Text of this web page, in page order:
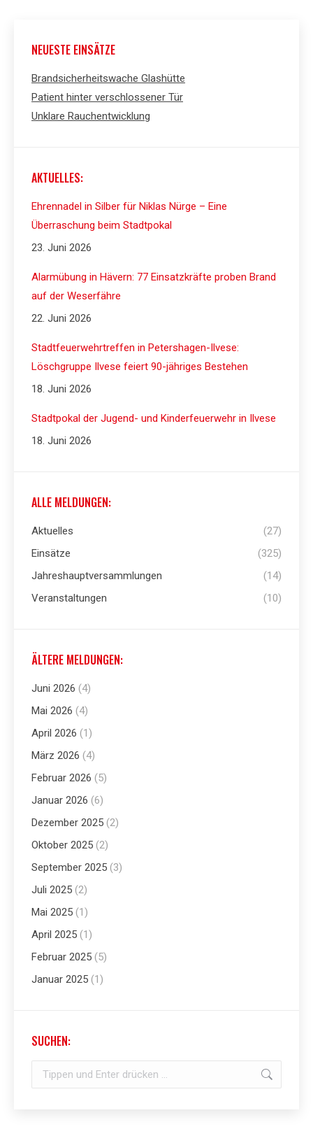
NEUESTE EINSÄTZE
Brandsicherheitswache Glashütte
Patient hinter verschlossener Tür
Unklare Rauchentwicklung
AKTUELLES:
Ehrennadel in Silber für Niklas Nürge – Eine
Überraschung beim Stadtpokal
23. Juni 2026
Alarmübung in Hävern: 77 Einsatzkräfte proben Brand
auf der Weserfähre
22. Juni 2026
Stadtfeuerwehrtreffen in Petershagen-Ilvese:
Löschgruppe Ilvese feiert 90-jähriges Bestehen
18. Juni 2026
Stadtpokal der Jugend- und Kinderfeuerwehr in Ilvese
18. Juni 2026
ALLE MELDUNGEN:
Aktuelles
(27)
Einsätze
(325)
Jahreshauptversammlungen
(14)
Veranstaltungen
(10)
ÄLTERE MELDUNGEN:
Juni 2026 (4)
Mai 2026 (4)
April 2026 (1)
März 2026 (4)
Februar 2026 (5)
Januar 2026 (6)
Dezember 2025 (2)
Oktober 2025 (2)
September 2025 (3)
Juli 2025 (2)
Mai 2025 (1)
April 2025 (1)
Februar 2025 (5)
Januar 2025 (1)
SUCHEN:
Search: